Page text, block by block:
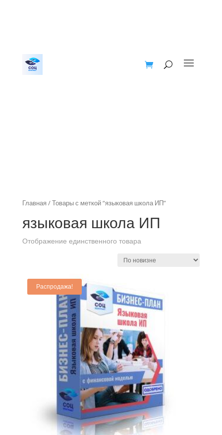
Главная / Товары с меткой “языковая школа ИП”
языковая школа ИП
Отображение единственного товара
Распродажа!